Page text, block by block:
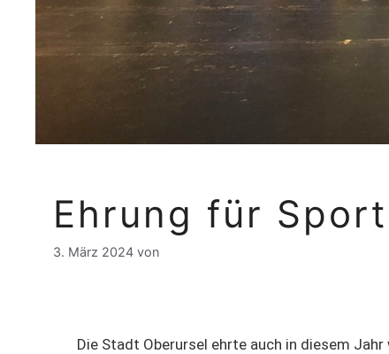
Ehrung für
3. März 2024 von
Die Stadt Oberursel ehrte auch in diesem